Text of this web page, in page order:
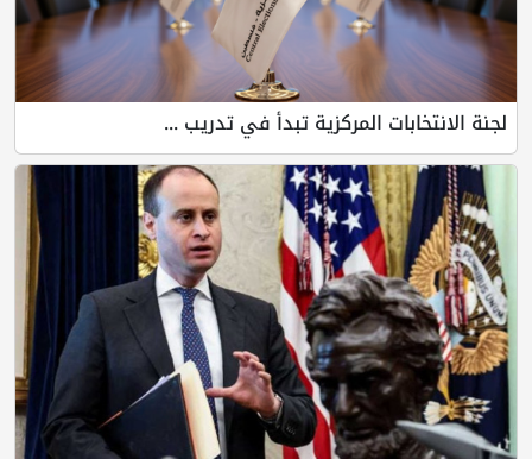
لجنة الانتخابات المركزية تبدأ في تدريب ...